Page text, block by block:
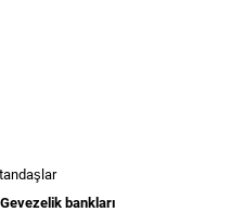
Gevezelik bankları